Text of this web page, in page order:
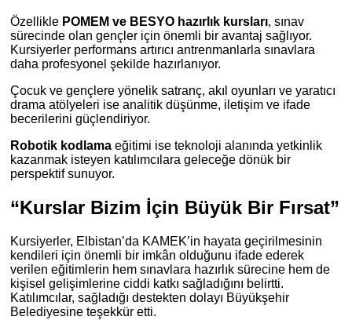
Özellikle POMEM ve BESYO hazırlık kursları, sınav
sürecinde olan gençler için önemli bir avantaj sağlıyor.
Kursiyerler performans artırıcı antrenmanlarla sınavlara
daha profesyonel şekilde hazırlanıyor.
Çocuk ve gençlere yönelik satranç, akıl oyunları ve yaratıcı
drama atölyeleri ise analitik düşünme, iletişim ve ifade
becerilerini güçlendiriyor.
Robotik kodlama eğitimi ise teknoloji alanında yetkinlik
kazanmak isteyen katılımcılara geleceğe dönük bir
perspektif sunuyor.
“Kurslar Bizim İçin Büyük Bir Fırsat”
Kursiyerler, Elbistan’da KAMEK’in hayata geçirilmesinin
kendileri için önemli bir imkân olduğunu ifade ederek
verilen eğitimlerin hem sınavlara hazırlık sürecine hem de
kişisel gelişimlerine ciddi katkı sağladığını belirtti.
Katılımcılar, sağladığı destekten dolayı Büyükşehir
Belediyesine teşekkür etti.